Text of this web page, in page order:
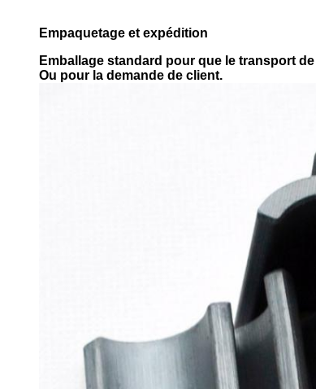
Empaquetage et expédition
Emballage standard pour que le transport
Ou pour la demande de client.